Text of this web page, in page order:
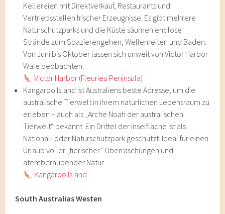
Kellereien mit Direktverkauf, Restaurants und
Vertriebsstellen frischer Erzeugnisse. Es gibt mehrere
Naturschutzparks und die Küste säumen endlose
Strände zum Spazierengehen, Wellenreiten und Baden.
Von Juni bis Oktober lassen sich unweit von Victor Harbor
Wale beobachten.
Victor Harbor (Fleurieu Peninsula)
Kangaroo Island ist Australiens beste Adresse, um die
australische Tierwelt in ihrem natürlichen Lebensraum zu
erleben – auch als „Arche Noah der australischen
Tierwelt“ bekannt. Ein Drittel der Inselfläche ist als
National- oder Naturschutzpark geschützt. Ideal für einen
Urlaub voller „tierischer“ Überraschungen und
atemberaubender Natur.
Kangaroo Island
South Australias Westen